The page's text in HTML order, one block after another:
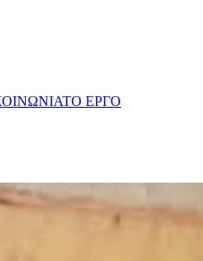
ΤΟ ΕΡΓΟ